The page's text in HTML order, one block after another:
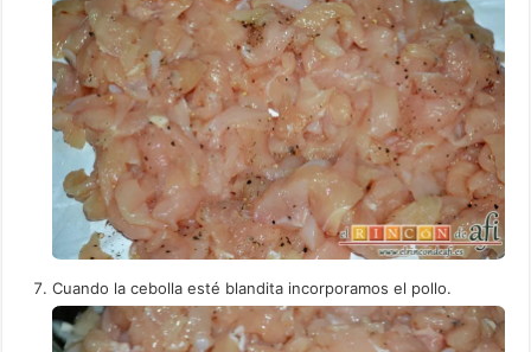
Cuando la cebolla esté blandita incorporamos el pollo.